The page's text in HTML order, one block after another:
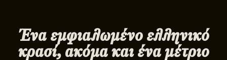
Ένα εμφιαλωμένο ελληνικό
κρασί, ακόμα και ένα μέτριο